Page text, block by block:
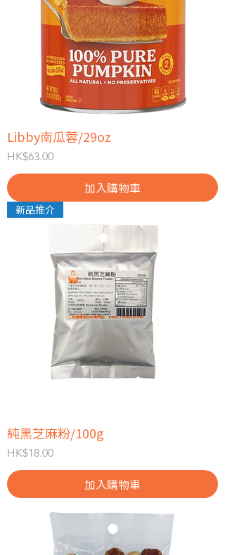
Libby南瓜蓉/29oz
價格
HK$63.00
加入購物車
新品推介
純黑芝麻粉/100g
價格
HK$18.00
加入購物車